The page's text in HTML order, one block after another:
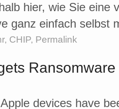
hier, wie Sie eine
ganz einfach selbst
CHIP, Permalink
devices have